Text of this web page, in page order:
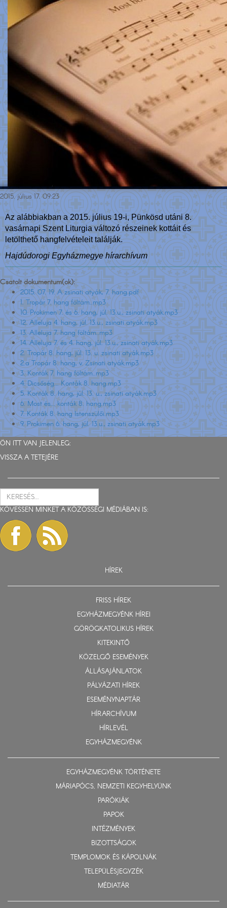
2015. július 17. 09:23
Az alábbiakban a 2015. július 19-i, Pünkösd utáni 8.
vasárnapi Szent Liturgia változó részeinek kottáit és
letölthető hangfelvételeit találják.
Hajdúdorogi Egyházmegye hírarchívum
Csatolt dokumentum(ok):
2015. 07. 19. A zsinati atyák, 7. hang.pdf
1. Tropár 7. hang föltám..mp3
10. Prokimen 7. és 6. hang, júl. 13.u., zsinati atyák.mp3
12. Alleluja 4. hang, júl. 13.u., zsinati atyák.mp3
13. Alleluja 7. hang föltám..mp3
14. Alleluja 7. és 4. hang, júl. 13.u., zsinati atyák.mp3
2. Tropár 8. hang, júl. 13. u. zsinati atyák.mp3
2.a Tropár 8. hang, v. Zsinati atyák.mp3
3. Konták 7. hang föltám..mp3
4. Dicsőség... Konták 8. hang.mp3
5. Konták 8. hang, júl. 13. u., zsinati atyák.mp3
6. Most és... konták 8. hang.mp3
7. Konták 8. hang Istenszülői.mp3
9. Prokimen 6. hang, júl. 13.u., zsinati atyák.mp3
ÖN ITT VAN JELENLEG:
VISSZA A TETEJÉRE
KÖVESSEN MINKET A KÖZÖSSÉGI MÉDIÁBAN IS:
HÍREK
FRISS HÍREK
EGYHÁZMEGYÉNK HÍREI
GÖRÖGKATOLIKUS HÍREK
KITEKINTŐ
KÖZELGŐ ESEMÉNYEK
ÁLLÁSAJÁNLATOK
PÁLYÁZATI HÍREK
ESEMÉNYNAPTÁR
HÍRARCHÍVUM
HÍRLEVÉL
EGYHÁZMEGYÉNK
EGYHÁZMEGYÉNK TÖRTÉNETE
MÁRIAPÓCS, NEMZETI KEGYHELYÜNK
PARÓKIÁK
PAPOK
INTÉZMÉNYEK
BIZOTTSÁGOK
TEMPLOMOK ÉS KÁPOLNÁK
TELEPÜLÉSJEGYZÉK
MÉDIATÁR